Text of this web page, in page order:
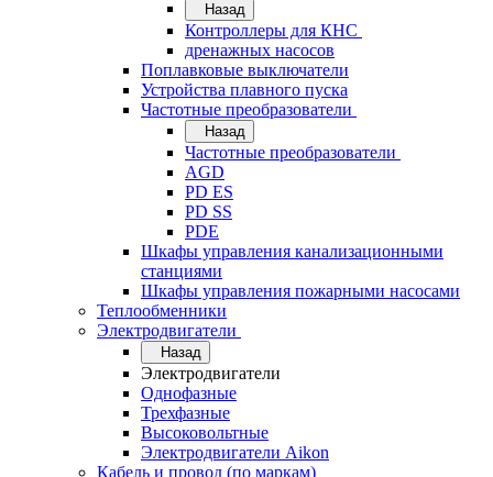
Назад
Контроллеры для КНС
дренажных насосов
Поплавковые выключатели
Устройства плавного пуска
Частотные преобразователи
Назад
Частотные преобразователи
AGD
PD ES
PD SS
PDE
Шкафы управления канализационными
станциями
Шкафы управления пожарными насосами
Теплообменники
Электродвигатели
Назад
Электродвигатели
Однофазные
Трехфазные
Высоковольтные
Электродвигатели Aikon
Кабель и провод (по маркам)